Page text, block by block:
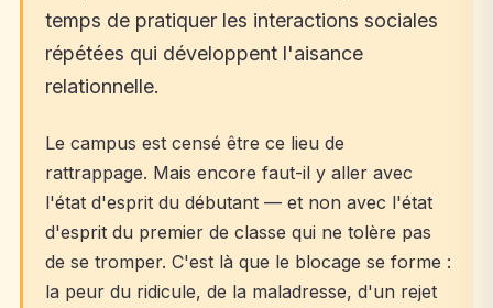
temps de pratiquer les interactions sociales
répétées qui développent l'aisance
relationnelle.
Le campus est censé être ce lieu de
rattrappage. Mais encore faut-il y aller avec
l'état d'esprit du débutant — et non avec l'état
d'esprit du premier de classe qui ne tolère pas
de se tromper. C'est là que le blocage se forme :
la peur du ridicule, de la maladresse, d'un rejet